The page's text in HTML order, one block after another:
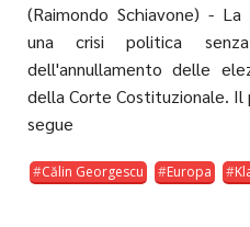
(Raimondo Schiavone) -
una crisi politica
dell'annullamento delle
della Corte Costituzionale. Il
segue
Călin Georgescu Europa